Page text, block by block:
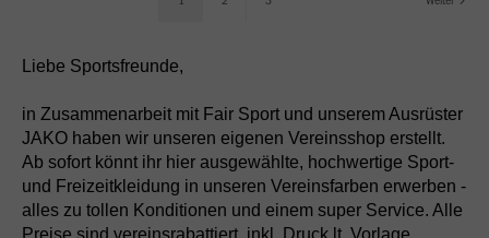
Liebe Sportsfreunde,
in Zusammenarbeit mit Fair Sport und unserem Ausrüster
JAKO haben wir unseren eigenen Vereinsshop erstellt.
Ab sofort könnt ihr hier ausgewählte, hochwertige Sport-
und Freizeitkleidung in unseren Vereinsfarben erwerben -
alles zu tollen Konditionen und einem super Service. Alle
Preise sind vereinsrabattiert, inkl. Druck lt. Vorlage.